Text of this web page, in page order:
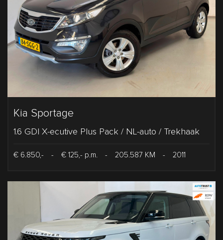
Kia Sportage
1.6 GDI X-ecutive Plus Pack / NL-auto / Trekhaak
€ 6.850,- - € 125,- p.m. - 205.587 KM - 2011